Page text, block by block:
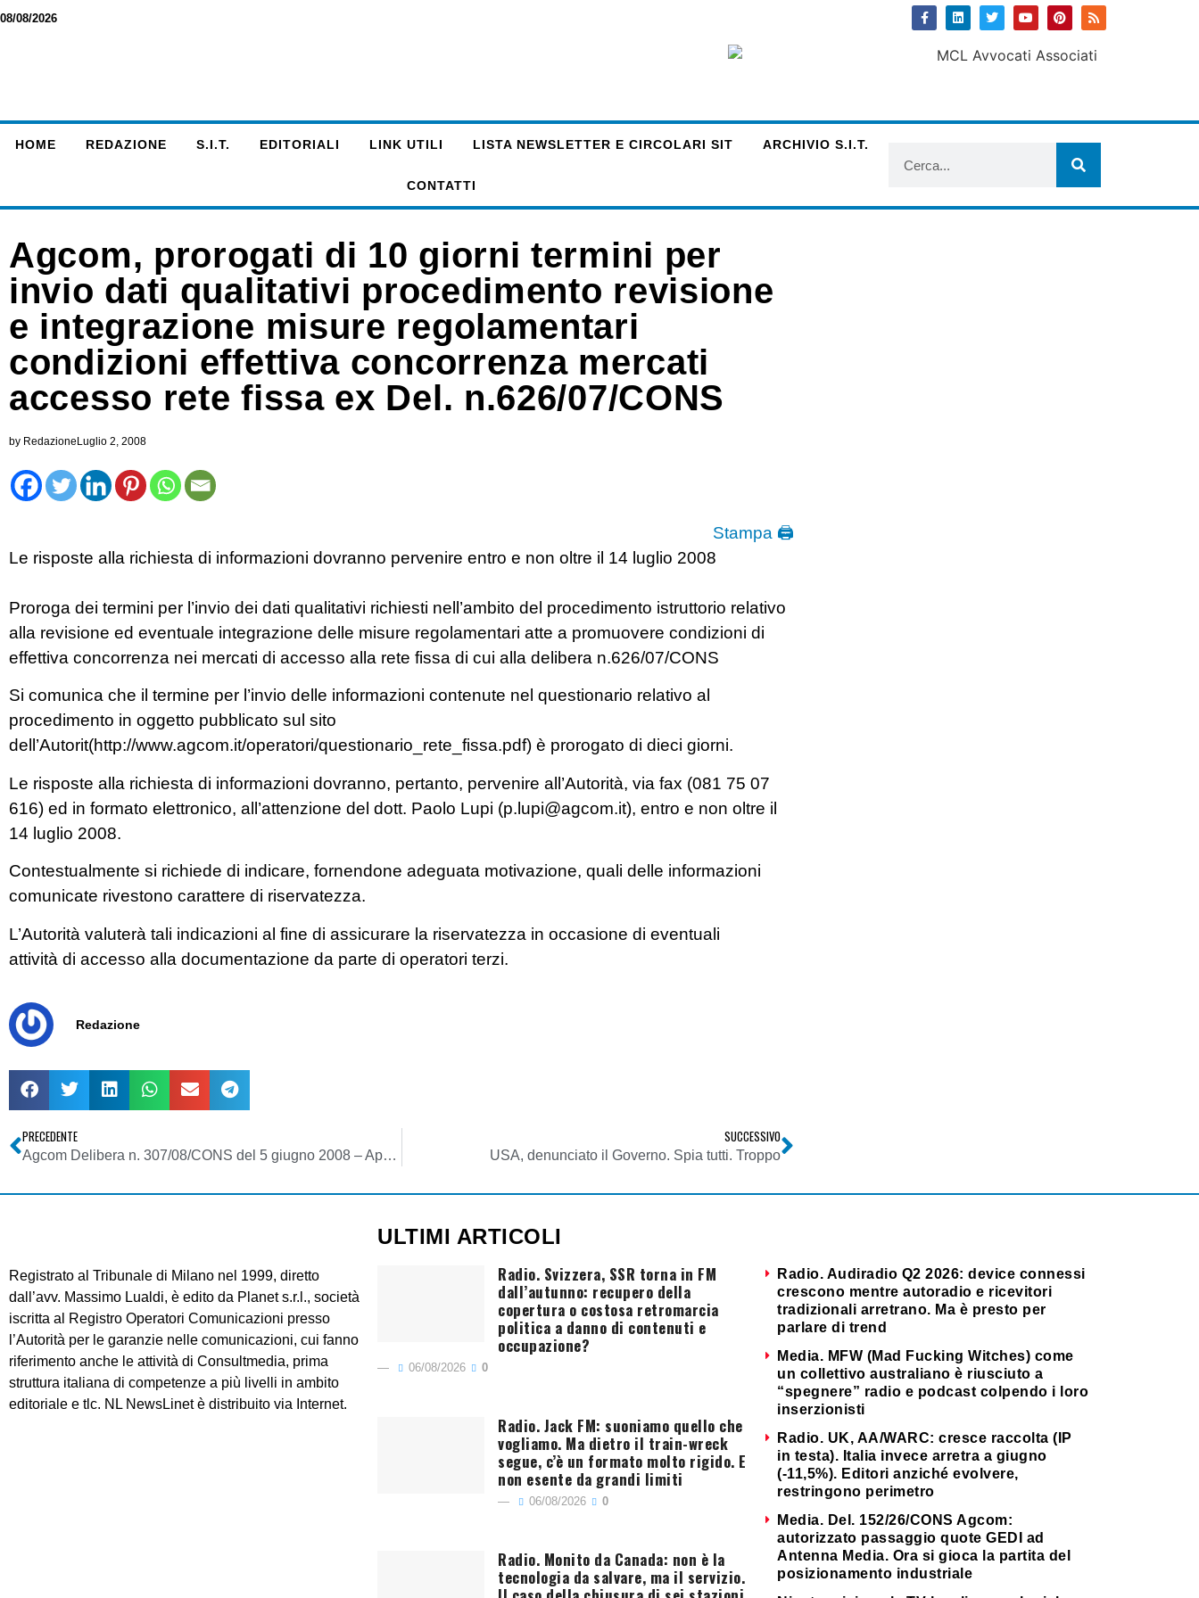
08/08/2026
HOME REDAZIONE S.I.T. EDITORIALI LINK UTILI LISTA NEWSLETTER E CIRCOLARI SIT ARCHIVIO S.I.T.
CONTATTI
Agcom, prorogati di 10 giorni termini per
invio dati qualitativi procedimento revisione
e integrazione misure regolamentari
condizioni effettiva concorrenza mercati
accesso rete fissa ex Del. n.626/07/CONS
by Redazione Luglio 2, 2008
Stampa 🖨
Le risposte alla richiesta di informazioni dovranno pervenire entro e non oltre il 14 luglio 2008
Proroga dei termini per l’invio dei dati qualitativi richiesti nell’ambito del procedimento istruttorio relativo
alla revisione ed eventuale integrazione delle misure regolamentari atte a promuovere condizioni di
effettiva concorrenza nei mercati di accesso alla rete fissa di cui alla delibera n.626/07/CONS
Si comunica che il termine per l’invio delle informazioni contenute nel questionario relativo al
procedimento in oggetto pubblicato sul sito
dell’Autorit(http://www.agcom.it/operatori/questionario_rete_fissa.pdf) è prorogato di dieci giorni.
Le risposte alla richiesta di informazioni dovranno, pertanto, pervenire all’Autorità, via fax (081 75 07
616) ed in formato elettronico, all’attenzione del dott. Paolo Lupi (p.lupi@agcom.it), entro e non oltre il
14 luglio 2008.
Contestualmente si richiede di indicare, fornendone adeguata motivazione, quali delle informazioni
comunicate rivestono carattere di riservatezza.
L’Autorità valuterà tali indicazioni al fine di assicurare la riservatezza in occasione di eventuali
attività di accesso alla documentazione da parte di operatori terzi.
Redazione
PRECEDENTE
Agcom Delibera n. 307/08/CONS del 5 giugno 2008 – Approvazione regolamento procedure istruttorie e criteri accertamento per attività Autorità ex d.lgs. 9/2008
SUCCESSIVO
USA, denunciato il Governo. Spia tutti. Troppo
Registrato al Tribunale di Milano nel 1999, diretto
dall’avv. Massimo Lualdi, è edito da Planet s.r.l., società
iscritta al Registro Operatori Comunicazioni presso
l’Autorità per le garanzie nelle comunicazioni, cui fanno
riferimento anche le attività di Consultmedia, prima
struttura italiana di competenze a più livelli in ambito
editoriale e tlc. NL NewsLinet è distribuito via Internet.
ULTIMI ARTICOLI
Radio. Svizzera, SSR torna in FM
dall’autunno: recupero della
copertura o costosa retromarcia
politica a danno di contenuti e
occupazione?
06/08/2026 0
Radio. Jack FM: suoniamo quello che
vogliamo. Ma dietro il train-wreck
segue, c’è un formato molto rigido. E
non esente da grandi limiti
06/08/2026 0
Radio. Monito da Canada: non è la
tecnologia da salvare, ma il servizio.
Radio. Audiradio Q2 2026: device connessi
crescono mentre autoradio e ricevitori
tradizionali arretrano. Ma è presto per
parlare di trend
Media. MFW (Mad Fucking Witches) come
un collettivo australiano è riusciuto a
“spegnere” radio e podcast colpendo i loro
inserzionisti
Radio. UK, AA/WARC: cresce raccolta (IP
in testa). Italia invece arretra a giugno
(-11,5%). Editori anziché evolvere,
restringono perimetro
Media. Del. 152/26/CONS Agcom:
autorizzato passaggio quote GEDI ad
Antenna Media. Ora si gioca la partita del
posizionamento industriale